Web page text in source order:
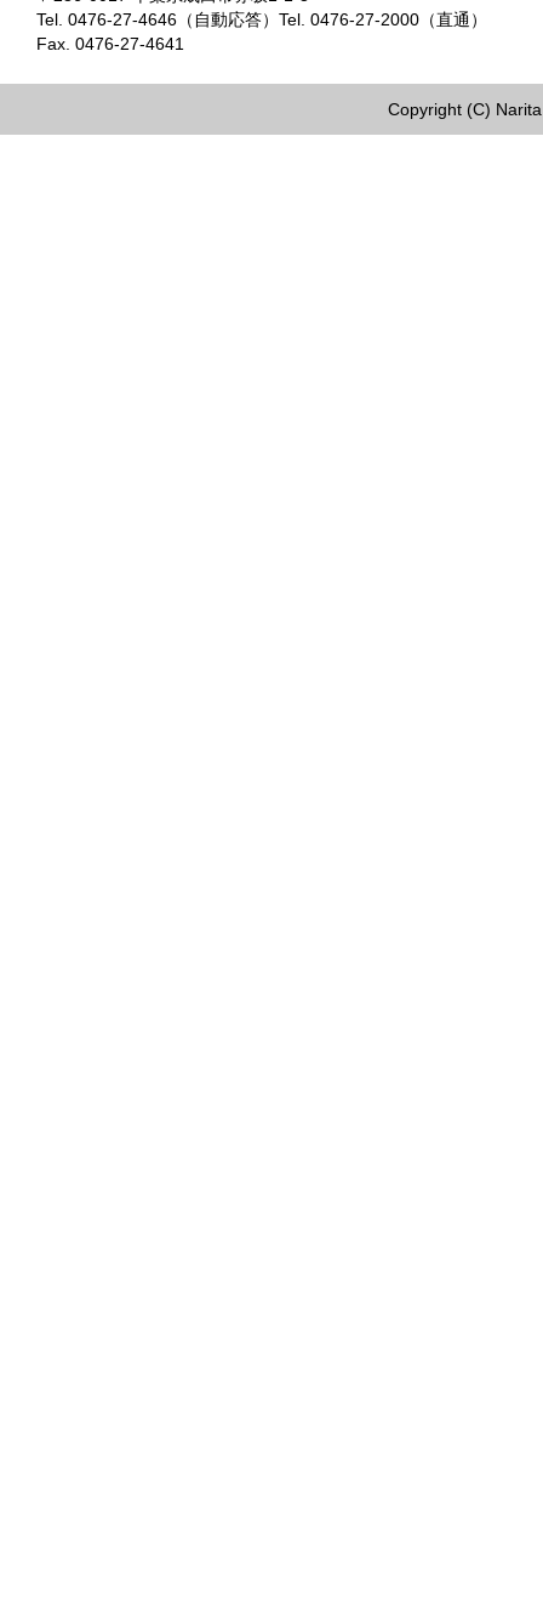
Tel. 0476-27-4646（自動応答）Tel. 0476-27-2000（直通）
Fax. 0476-27-4641
Copyright (C)